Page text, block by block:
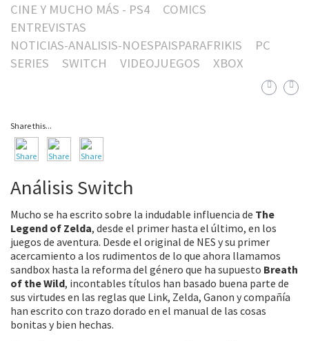
CINE Y MUCHO MÁS - PS4
COMICS
ENTREVISTAS
NOTICIAS-ANALISIS-NOESPAISPARAFRIKIS
PC
SERIES
SWITCH VIDEOJUEGOS XBOX
Share this...
Análisis Switch
Mucho se ha escrito sobre la indudable influencia de The
Legend of Zelda, desde el primer hasta el último, en los
juegos de aventura. Desde el original de NES y su primer
acercamiento a los rudimentos de lo que ahora llamamos
sandbox hasta la reforma del género que ha supuesto Breath
of the Wild, incontables títulos han basado buena parte de
sus virtudes en las reglas que Link, Zelda, Ganon y compañía
han escrito con trazo dorado en el manual de las cosas
bonitas y bien hechas.